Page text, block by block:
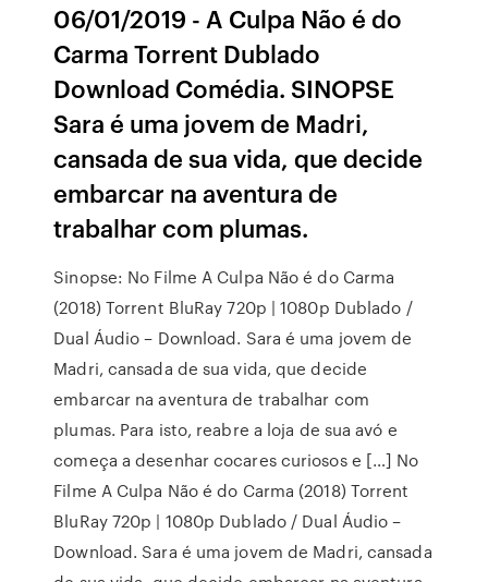
06/01/2019 - A Culpa Não é do
Carma Torrent Dublado
Download Comédia. SINOPSE
Sara é uma jovem de Madri,
cansada de sua vida, que decide
embarcar na aventura de
trabalhar com plumas.
Sinopse: No Filme A Culpa Não é do Carma
(2018) Torrent BluRay 720p | 1080p Dublado /
Dual Áudio – Download. Sara é uma jovem de
Madri, cansada de sua vida, que decide
embarcar na aventura de trabalhar com
plumas. Para isto, reabre a loja de sua avó e
começa a desenhar cocares curiosos e […] No
Filme A Culpa Não é do Carma (2018) Torrent
BluRay 720p | 1080p Dublado / Dual Áudio –
Download. Sara é uma jovem de Madri, cansada